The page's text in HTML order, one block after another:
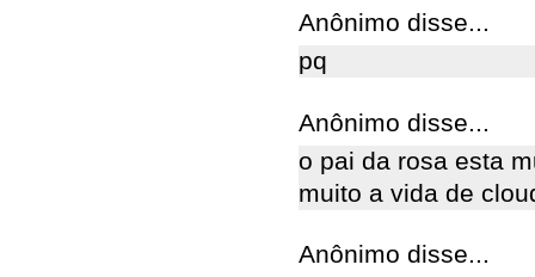
Anônimo disse...
pq
Anônimo disse...
o pai da rosa esta
muito a vida de
Anônimo disse...